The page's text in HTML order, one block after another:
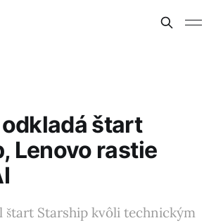
štart
Lenovo rastie
štart Starship kvôli technickým